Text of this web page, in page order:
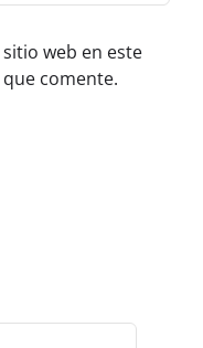
web en este
comente.